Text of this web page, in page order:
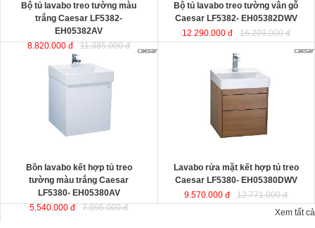
Bộ tủ lavabo treo tường màu
trắng Caesar LF5382-
EH05382AV
8.820.000 đ
11.385.000 đ
Bộ tủ lavabo treo tường vân gỗ
Caesar LF5382- EH05382DWV
12.290.000 đ
16.203.000 đ
Bồn lavabo kết hợp tủ treo tường
màu trắng Caesar LF5380-
EH05380AV
ược thiết kế đầy cảm
lượng thẩm mỹ của không gian
Bồn lavabo kết hợp tủ treo
tường màu trắng Caesar
LF5380- EH05380AV
5.540.000 đ
7.095.000 đ
Lavabo rửa mặt kết hợp tủ treo
Caesar LF5380- EH05380DWV
ược thiết kế đầy cảm hứng và sáng
tạo theo phong cách tối giản hiện
đại. Thể hiện chất lượng thẩm mỹ
của không gian phòng tắm.
: 500x500x100 mm.
Lavabo rửa mặt kết hợp tủ treo
Caesar LF5380- EH05380DWV
9.570.000 đ
12.771.000 đ
Xem tất cả